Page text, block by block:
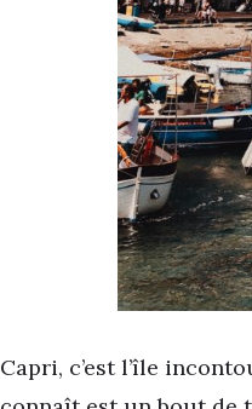
Capri, c’est l’île